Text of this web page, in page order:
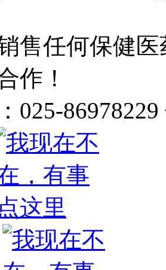
售任何保健
作！
025-86978229